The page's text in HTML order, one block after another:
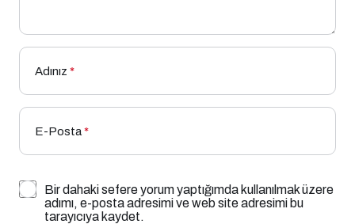
Adınız *
E-Posta*
Bir dahaki sefere yorum yaptığımda kullanılmak üzere
adımı, e-posta adresimi ve web site adresimi bu
tarayıcıya kaydet.